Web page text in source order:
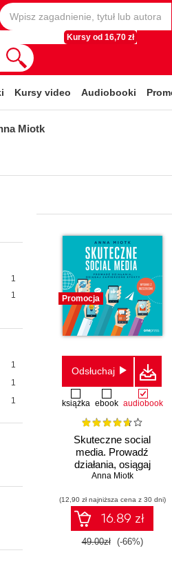
Kursy od 16,70 zł
Kursy video Audiobooki
Miotk
1
1
1
1
1
Promocja
Odsłuchaj
książka ebook audiobook
Skuteczne social
media. Prowadź
działania, osiągaj
zamierzone efekty.
Anna Miotk
(12,90 zł najniższa cena z 30 dni)
16.89 zł
49.00zł (-66%)